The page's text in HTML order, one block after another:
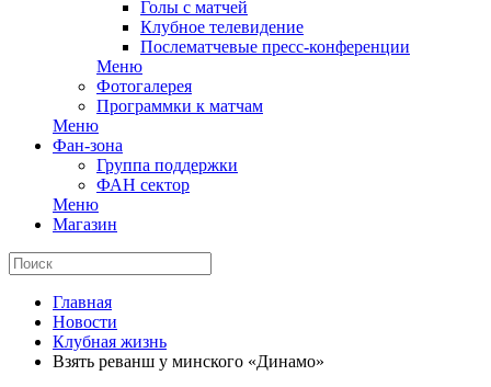
Голы с матчей
Клубное телевидение
Послематчевые пресс-конференции
Меню
Фотогалерея
Программки к матчам
Меню
Фан-зона
Группа поддержки
ФАН сектор
Меню
Магазин
Главная
Новости
Клубная жизнь
Взять реванш у минского «Динамо»